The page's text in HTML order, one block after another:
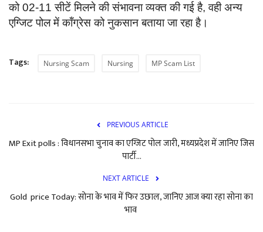
को 02-11 सीटें मिलने की संभावना व्यक्त की गई है, वही अन्य
एग्जिट पोल में कॉंग्रेस को नुकसान बताया जा रहा है।
Tags: Nursing Scam Nursing MP Scam List
PREVIOUS ARTICLE
MP Exit polls : विधानसभा चुनाव का एग्जिट पोल जारी, मध्यप्रदेश में जानिए जिस
पार्टी...
NEXT ARTICLE
Gold price Today: सोना के भाव में फिर उछाल, जानिए आज क्या रहा सोना का
भाव